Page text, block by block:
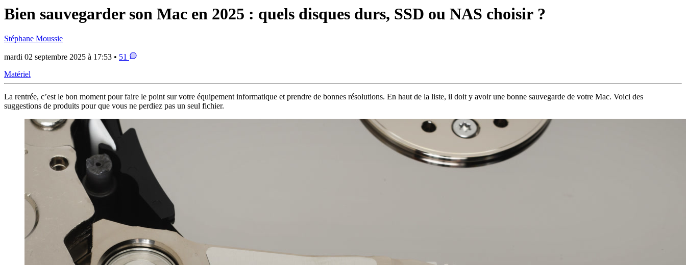
Bien sauvegarder son Mac en 2025 : quels disques durs, SSD ou NAS choisir ?
Stéphane Moussie
mardi 02 septembre 2025 à 17:53 • 51
Matériel
La rentrée, c’est le bon moment pour faire le point sur votre équipement informatique et prendre de bonnes résolutions. En haut de la liste, il doit y avoir une bonne sauvegarde de votre Mac. Voici des
suggestions de produits pour que vous ne perdiez pas un seul fichier.